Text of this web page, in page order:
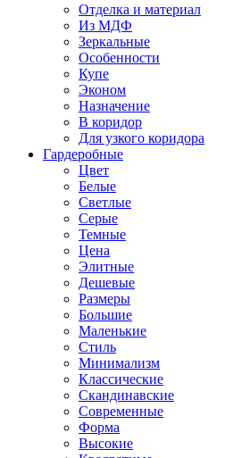
Отделка и материал
Из МДФ
Зеркальные
Особенности
Купе
Эконом
Назначение
В коридор
Для узкого коридора
Гардеробные
Цвет
Белые
Светлые
Серые
Темные
Цена
Элитные
Дешевые
Размеры
Большие
Маленькие
Стиль
Минимализм
Классические
Скандинавские
Современные
Форма
Высокие